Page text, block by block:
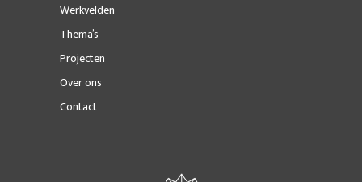
Werkvelden
Thema’s
Projecten
Over ons
Contact